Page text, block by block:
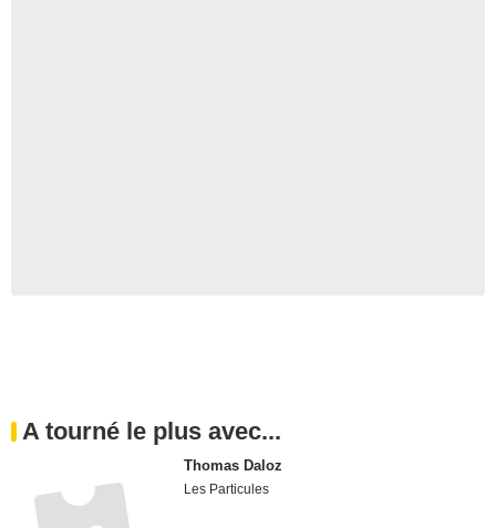
A tourné le plus avec...
Thomas Daloz
Les Particules